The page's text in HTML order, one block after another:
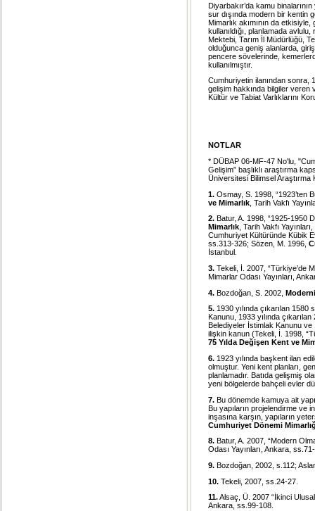
Diyarbakır’da kamu
sur dışında modern bir kentin
Mimarlık akımının da
kullanıldığı, planlamada
Mektebi, Tarım İl Müdürlüğü,
olduğunca geniş alanlarda,
pencere sövelerinde,
kullanılmıştır.
Cumhuriyetin ilanından sonra,
gelişim hakkında bilgiler veren
Kültür ve Tabiat Varlıklarını
NOTLAR
* DÜBAP 06-MF-47 No'lu,
Gelişim” başlıklı araştırma
Üniversitesi Bilimsel Araştırma
1. Osmay, S. 1998, “1923’ten
ve Mimarlık , Tarih Vakfı
2. Batur, A. 1998, “1925-1950
Mimarlık , Tarih Vakfı
Cumhuriyet Kültüründe Kübik
ss.313-326; Sözen, M. 1996,
İstanbul.
3. Tekeli, İ. 2007, “Türkiye’de
Mimarlar Odası Yayınları,
4. Bozdoğan, S. 2002,
5. 1930 yılında çıkarılan 1580
Kanunu, 1933 yılında
Belediyeler İstimlak Kanunu ve
ilişkin kanun (Tekeli, İ. 1998,
75 Yılda Değişen Kent ve
6. 1923 yılında başkent ilan
olmuştur. Yeni kent planları,
planlamadır. Batıda gelişmiş
yeni bölgelerde bahçeli evler
7. Bu dönemde kamuya ait
Bu yapıların projelendirme ve
inşasına karşın, yapıların
Cumhuriyet Dönemi
8. Batur, A. 2007, “Modern
Odası Yayınları, Ankara,
9. Bozdoğan, 2002, s.112;
10. Tekeli, 2007, ss.24-27.
11.Alsaç, Ü. 2007 “İkinci
Ankara, ss.99-108.